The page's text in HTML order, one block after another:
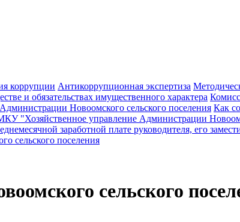
коррупции Антикоррупционная экспертиза
и обязательствах имущественного характера
Новоомского сельского поселения Как
"Хозяйственное управление Администрации
заработной плате руководителя, его
сельского поселения
сельского